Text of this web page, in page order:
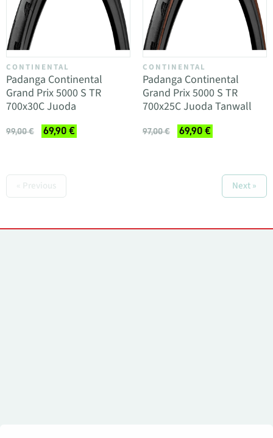
CONTINENTAL
Padanga Continental
Grand Prix 5000 S TR
700x30C Juoda
99,00 € 69,90 €
CONTINENTAL
Padanga Continental
Grand Prix 5000 S TR
700x25C Juoda Tanwall
97,00 € 69,90 €
« Previous Next »